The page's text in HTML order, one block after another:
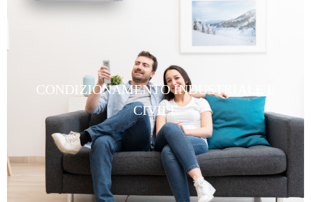
CONDIZIONAMENTO INDUSTRIALE E
CIVILE